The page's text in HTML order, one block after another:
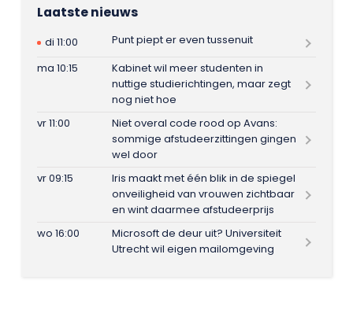
Laatste nieuws
di 11:00
Punt piept er even tussenuit
ma 10:15
Kabinet wil meer studenten in
nuttige studierichtingen, maar zegt
nog niet hoe
vr 11:00
Niet overal code rood op Avans:
sommige afstudeerzittingen gingen
wel door
vr 09:15
Iris maakt met één blik in de spiegel
onveiligheid van vrouwen zichtbaar
en wint daarmee afstudeerprijs
wo 16:00
Microsoft de deur uit? Universiteit
Utrecht wil eigen mailomgeving